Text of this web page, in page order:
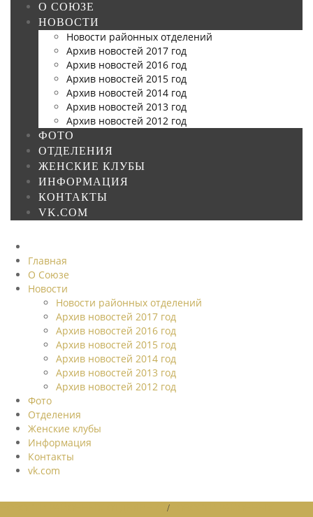
О СОЮЗЕ
НОВОСТИ
Новости районных отделений
Архив новостей 2017 год
Архив новостей 2016 год
Архив новостей 2015 год
Архив новостей 2014 год
Архив новостей 2013 год
Архив новостей 2012 год
ФОТО
ОТДЕЛЕНИЯ
ЖЕНСКИЕ КЛУБЫ
ИНФОРМАЦИЯ
КОНТАКТЫ
VK.COM
Главная
О Союзе
Новости
Новости районных отделений
Архив новостей 2017 год
Архив новостей 2016 год
Архив новостей 2015 год
Архив новостей 2014 год
Архив новостей 2013 год
Архив новостей 2012 год
Фото
Отделения
Женские клубы
Информация
Контакты
vk.com
/